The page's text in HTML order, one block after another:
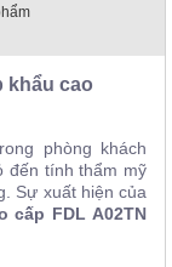
khẩu cao
phòng khách
đến tính thẩm mỹ
Sự xuất hiện của
cấp FDL A02TN